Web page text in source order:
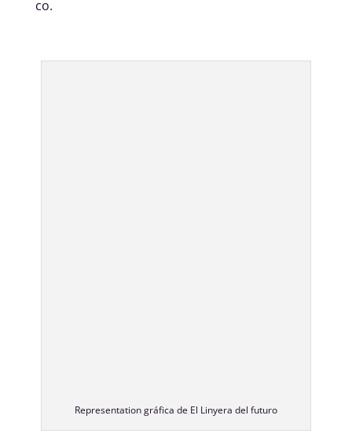
co.
Representation gráfica de El Linyera del futuro